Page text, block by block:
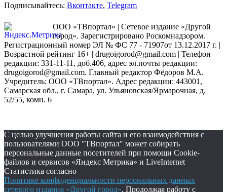
Подписывайтесь: Вконтакте, Telegram
ООО «ТВпортал» | Сетевое издание «Другой
город». Зарегистрировано Роскомнадзором.
Регистрационный номер ЭЛ № ФС 77 - 71907от 13.12.2017 г. |
Возрастной рейтинг 16+ | drugoigorod@gmail.com | Телефон
редакции: 331-11-11, доб.406, адрес эл.почты редакции:
drugoigorod@gmail.com. Главный редактор Фёдоров М.А.
Учредитель: ООО «ТВпортал». Адрес редакции: 443001,
Самарская обл., г. Самара, ул. Ульяновская/Ярмарочная, д.
52/55, комн. 6
С целью улучшения работы сайта и его взаимодействия с
пользователями ООО "ТВпортал" может собирать
персональные данные посетителей при помощи Cookie-
файлов и сервисов «Яндекс Метрика» и LiveInternet
Статистика согласно
Политике конфиденциальности персональных данных
сетевого издания «Другой город». Продолжая работу с